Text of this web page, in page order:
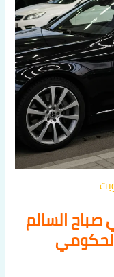
صباح السالم